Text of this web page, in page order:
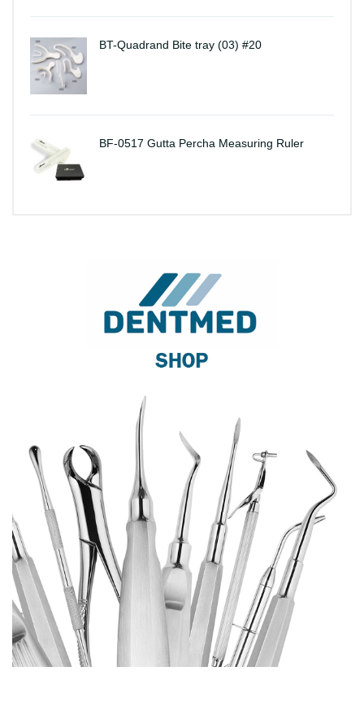
BT-Quadrand Bite tray (03) #20
BF-0517 Gutta Percha Measuring Ruler